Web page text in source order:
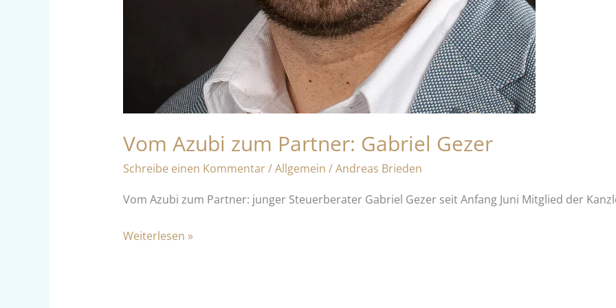
Vom Azubi zum Partner: Gabriel Gezer
Schreibe einen Kommentar/Allgemein /Andreas Brieden
Vom Azubi zum Partner: junger Steuerberater Gabriel Gezer seit Anfang Juni Mitglied der
Weiterlesen »